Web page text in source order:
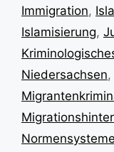
Immigration,
Islamisierung,
Niedersachsen,
Normensysteme